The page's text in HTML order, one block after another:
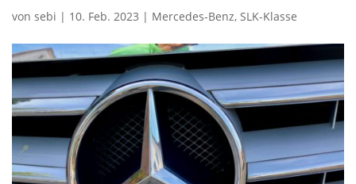
von sebi | 10. Feb. 2023 | Mercedes-Benz, SLK-Klasse